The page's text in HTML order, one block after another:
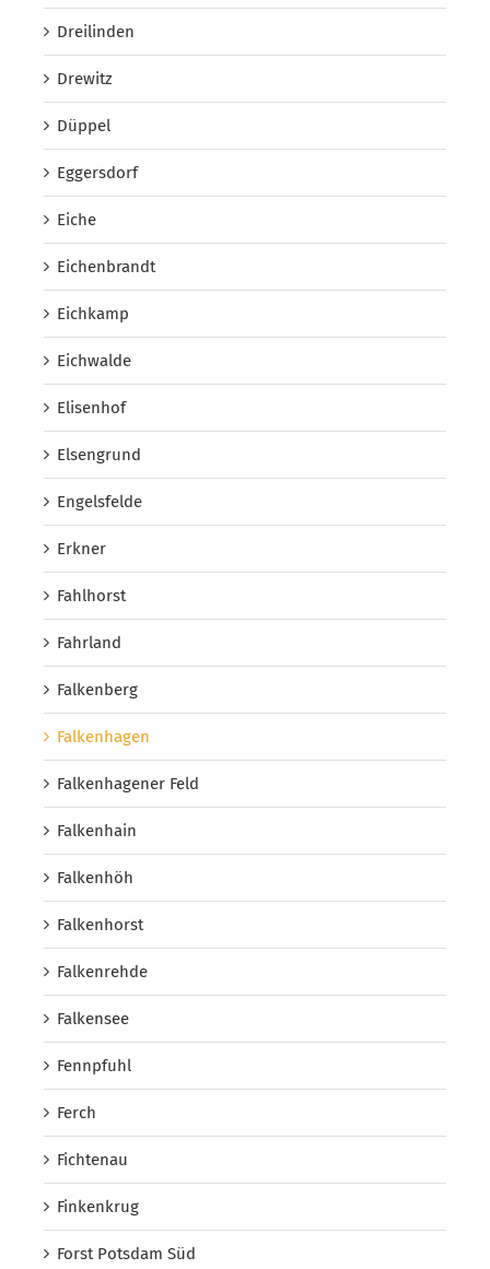
Dreilinden
Drewitz
Düppel
Eggersdorf
Eiche
Eichenbrandt
Eichkamp
Eichwalde
Elisenhof
Elsengrund
Engelsfelde
Erkner
Fahlhorst
Fahrland
Falkenberg
Falkenhagen
Falkenhagener Feld
Falkenhain
Falkenhöh
Falkenhorst
Falkenrehde
Falkensee
Fennpfuhl
Ferch
Fichtenau
Finkenkrug
Forst Potsdam Süd